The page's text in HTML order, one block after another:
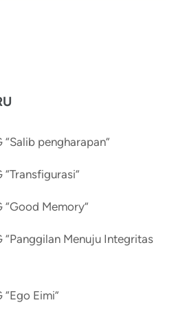
pengharapan”
“Good Memory”
“Panggilan Menuju Integritas
Eimi”